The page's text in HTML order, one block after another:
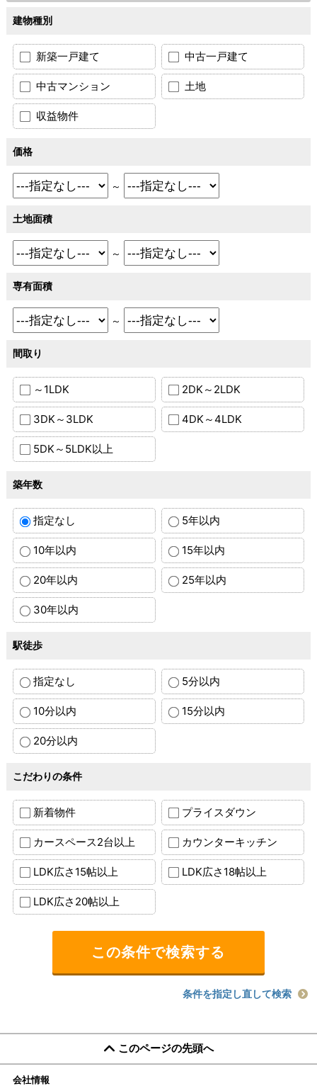
建物種別
新築一戸建て 中古一戸建て
中古マンション 土地
収益物件
価格
～
土地面積
～
専有面積
～
間取り
～1LDK 2DK～2LDK
3DK～3LDK 4DK～4LDK
5DK～5LDK以上
築年数
指定なし 5年以内
10年以内 15年以内
20年以内 25年以内
30年以内
駅徒歩
指定なし 5分以内
10分以内 15分以内
20分以内
こだわりの条件
新着物件 プライスダウン
カースペース2台以上 カウンターキッチン
LDK広さ15帖以上 LDK広さ18帖以上
LDK広さ20帖以上
条件を指定し直して検索
このページの先頭へ
会社情報